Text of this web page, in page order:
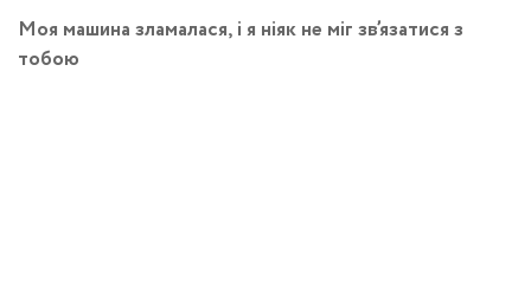
Моя машина зламалася, і я ніяк не міг зв’язатися з
тобою